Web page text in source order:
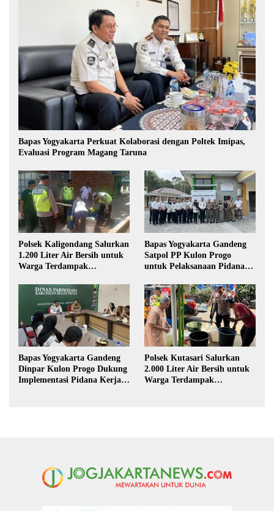
Bapas Yogyakarta Perkuat Kolaborasi dengan Poltek Imipas,
Evaluasi Program Magang Taruna
Polsek Kaligondang Salurkan
1.200 Liter Air Bersih untuk
Warga Terdampak
Bapas Yogyakarta Gandeng
Satpol PP Kulon Progo
untuk Pelaksanaan Pidana
Bapas Yogyakarta Gandeng
Dinpar Kulon Progo Dukung
Implementasi Pidana Kerja
Polsek Kutasari Salurkan
2.000 Liter Air Bersih untuk
Warga Terdampak